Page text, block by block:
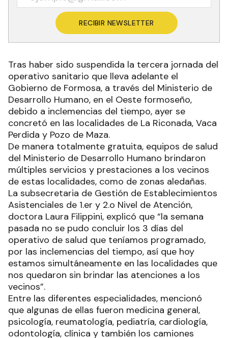
RECIBIR NEWSLETTER
Tras haber sido suspendida la tercera jornada del
operativo sanitario que lleva adelante el
Gobierno de Formosa, a través del Ministerio de
Desarrollo Humano, en el Oeste formoseño,
debido a inclemencias del tiempo, ayer se
concretó en las localidades de La Riconada, Vaca
Perdida y Pozo de Maza.
De manera totalmente gratuita, equipos de salud
del Ministerio de Desarrollo Humano brindaron
múltiples servicios y prestaciones a los vecinos
de estas localidades, como de zonas aledañas.
La subsecretaria de Gestión de Establecimientos
Asistenciales de 1.er y 2.o Nivel de Atención,
doctora Laura Filippini, explicó que “la semana
pasada no se pudo concluir los 3 días del
operativo de salud que teníamos programado,
por las inclemencias del tiempo, así que hoy
estamos simultáneamente en las localidades que
nos quedaron sin brindar las atenciones a los
vecinos”.
Entre las diferentes especialidades, mencionó
que algunas de ellas fueron medicina general,
psicología, reumatología, pediatría, cardiología,
odontología, clínica y también los camiones